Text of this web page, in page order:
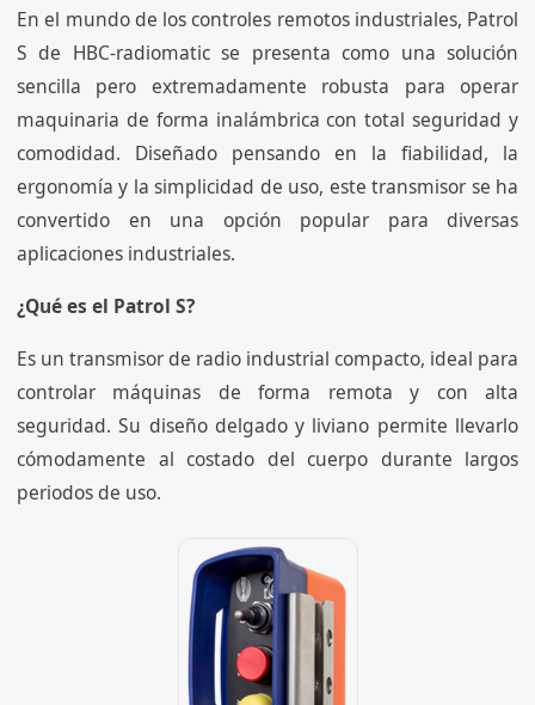
En el mundo de los controles remotos industriales, Patrol
S de HBC-radiomatic se presenta como una solución
sencilla pero extremadamente robusta para operar
maquinaria de forma inalámbrica con total seguridad y
comodidad. Diseñado pensando en la fiabilidad, la
ergonomía y la simplicidad de uso, este transmisor se ha
convertido en una opción popular para diversas
aplicaciones industriales.
¿Qué es el Patrol S?
Es un transmisor de radio industrial compacto, ideal para
controlar máquinas de forma remota y con alta
seguridad. Su diseño delgado y liviano permite llevarlo
cómodamente al costado del cuerpo durante largos
periodos de uso.